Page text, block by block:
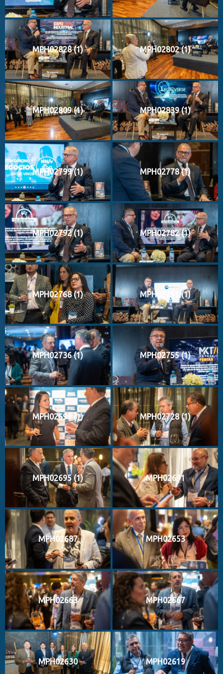
MPH02828 (1) MPH02802 (1)
MPH02809 (1) MPH02839 (1)
MPH02799 (1) MPH02778 (1)
MPH02792 (1) MPH02782 (1)
MPH02768 (1) MPH02751 (1)
MPH02736 (1) MPH02755 (1)
MPH02699 (1) MPH02728 (1)
MPH02695 (1) MPH02691
MPH02687 MPH02653
MPH02663 MPH02667
MPH02630 MPH02619